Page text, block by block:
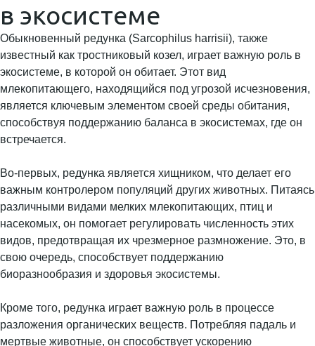
в экосистеме
Обыкновенный редунка (Sarcophilus harrisii), также
известный как тростниковый козел, играет важную роль в
экосистеме, в которой он обитает. Этот вид
млекопитающего, находящийся под угрозой исчезновения,
является ключевым элементом своей среды обитания,
способствуя поддержанию баланса в экосистемах, где он
встречается.
Во-первых, редунка является хищником, что делает его
важным контролером популяций других животных. Питаясь
различными видами мелких млекопитающих, птиц и
насекомых, он помогает регулировать численность этих
видов, предотвращая их чрезмерное размножение. Это, в
свою очередь, способствует поддержанию
биоразнообразия и здоровья экосистемы.
Кроме того, редунка играет важную роль в процессе
разложения органических веществ. Потребляя падаль и
мертвые животные, он способствует ускорению